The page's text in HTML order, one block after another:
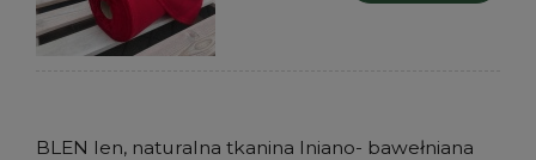
BLEN len, naturalna tkanina lniano- bawełniana